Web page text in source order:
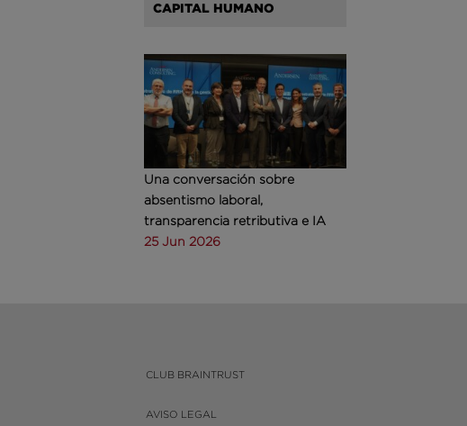
CAPITAL HUMANO
Una conversación sobre
absentismo laboral,
transparencia retributiva e IA
25 Jun 2026
CLUB BRAINTRUST
AVISO LEGAL